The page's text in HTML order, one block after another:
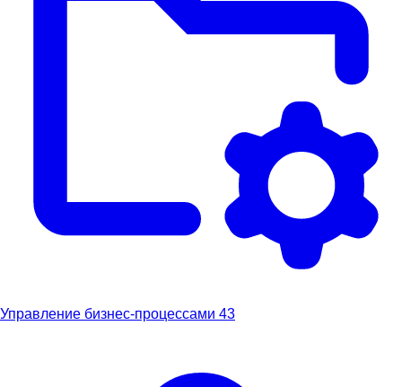
Управление бизнес-процессами 43